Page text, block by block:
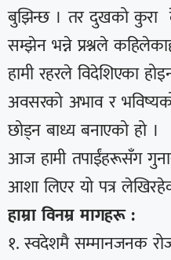
बुझिन्छ । तर दुखको कुरा
सम्झेन भन्ने प्रश्नले
हामी रहरले विदेशिएका
अवसरको अभाव र
छोड्न बाध्य बनाएको हो ।
आज हामी तपाईंहरूसँग
आशा लिएर यो पत्र
हाम्रा विनम्र मागहरू :
१. स्वदेशमै सम्मानजनक